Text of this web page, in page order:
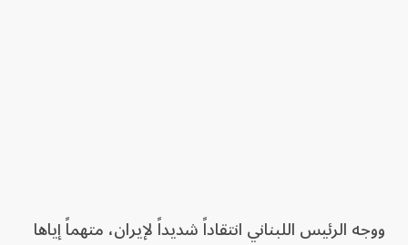
ووجه الرئيس اللبناني انتقاداً شديداً لإيران، متهماً إياها